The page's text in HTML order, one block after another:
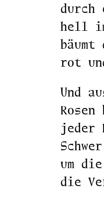
durch
hell
bäumt
rot
Und
jeder
um
die